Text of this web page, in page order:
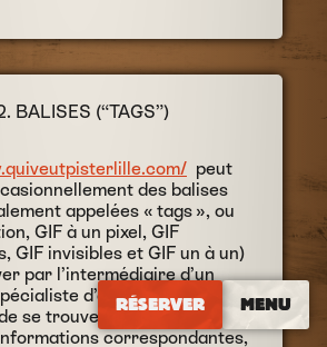
BALISES (“TAGS”)
peut
des balises
appelées « tags », ou
GIF à un pixel, GIF
GIF invisibles et GIF un à un)
par l’intermédiaire d’un
d’analyses Web
se trouver (et donc de
correspondantes,
MENU
RÉSERVER